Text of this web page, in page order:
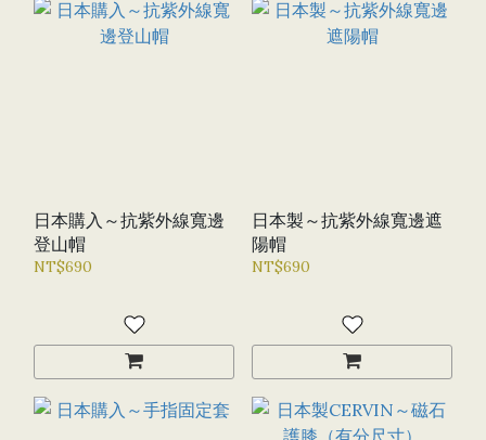
日本購入～抗紫外線寬邊
登山帽
NT$690
日本製～抗紫外線寬邊遮
陽帽
NT$690